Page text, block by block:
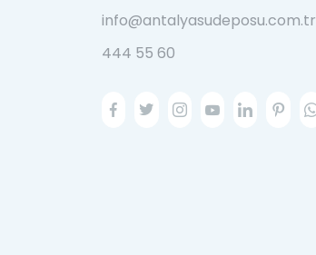
info@antalyasudeposu.com.tr
444 55 60